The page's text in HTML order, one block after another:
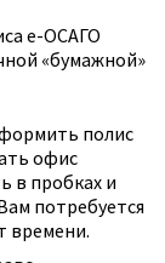
е-ОСАГО
«бумажной»
полис
офис
в пробках и
потребуется
времени.